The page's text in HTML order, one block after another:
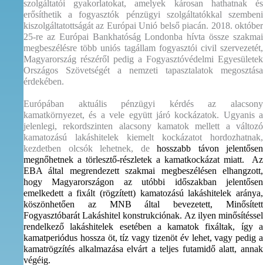
szolgáltatói gyakorlatokat, amelyek károsan hathatnak és
erősíthetik a fogyasztók pénzügyi szolgáltatókkal szembeni
kiszolgáltatottságát az Európai Unió belső piacán. 2018. október
25-re az Európai Bankhatóság Londonba hívta össze szakmai
megbeszélésre több uniós tagállam fogyasztói civil szervezetét,
Magyarország részéről pedig a Fogyasztóvédelmi Egyesületek
Országos Szövetségét a nemzeti tapasztalatok megosztása
érdekében.
Európában aktuális pénzügyi kérdés az alacsony
kamatkörnyezet, és a vele együtt járó kockázatok. Ugyanis a
jelenlegi, rekordszinten alacsony kamatok mellett a változó
kamatozású lakáshitelek kiemelt kockázatot hordozhatnak,
kezdetben olcsók lehetnek, de hosszabb távon jelentősen
megnőhetnek a törlesztő-részletek a kamatkockázat miatt.
Az
EBA által megrendezett szakmai megbeszélésen elhangzott,
hogy Magyarországon az utóbbi időszakban jelentősen
emelkedett a fixált (rögzített) kamatozású lakáshitelek aránya,
köszönhetően az MNB által bevezetett, Minősített
Fogyasztóbarát Lakáshitel konstrukciónak. Az ilyen minősítéssel
rendelkező lakáshitelek esetében a kamatok fixáltak, így a
kamatperiódus hossza öt, tíz vagy tizenöt év lehet, vagy pedig a
kamatrögzítés alkalmazása elvárt a teljes futamidő alatt, annak
végéig.